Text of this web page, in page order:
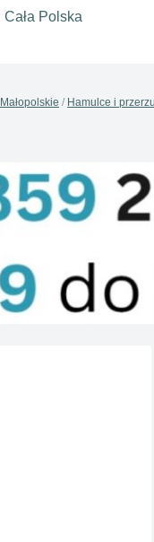
Hamulce i